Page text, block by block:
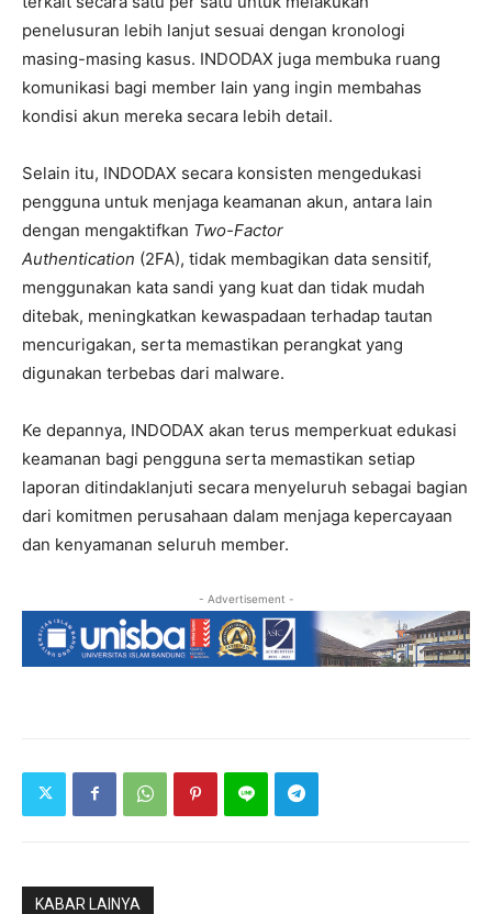
penelusuran lebih lanjut sesuai dengan kronologi
masing-masing kasus. INDODAX juga membuka ruang
komunikasi bagi member lain yang ingin membahas
kondisi akun mereka secara lebih detail.
Selain itu, INDODAX secara konsisten mengedukasi
pengguna untuk menjaga keamanan akun, antara lain
dengan mengaktifkan Two-Factor
Authentication (2FA), tidak membagikan data sensitif,
menggunakan kata sandi yang kuat dan tidak mudah
ditebak, meningkatkan kewaspadaan terhadap tautan
mencurigakan, serta memastikan perangkat yang
digunakan terbebas dari malware.
Ke depannya, INDODAX akan terus memperkuat edukasi
keamanan bagi pengguna serta memastikan setiap
laporan ditindaklanjuti secara menyeluruh sebagai bagian
dari komitmen perusahaan dalam menjaga kepercayaan
dan kenyamanan seluruh member.
- Advertisement -
KABAR LAINYA